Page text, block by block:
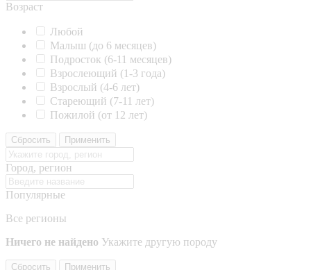
Возраст
Любой
Малыш (до 6 месяцев)
Подросток (6-11 месяцев)
Взрослеющий (1-3 года)
Взрослый (4-6 лет)
Стареющий (7-11 лет)
Пожилой (от 12 лет)
Сбросить Применить
Город, регион
Популярные
Все регионы
Ничего не найдено Укажите другую породу
Сбросить
Применить